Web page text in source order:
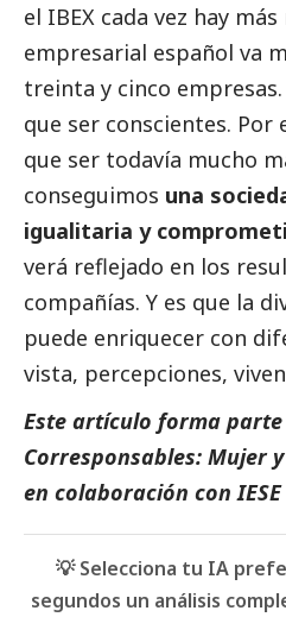
el IBEX cada vez hay
empresarial español va
treinta y cinco
que ser conscientes.
que ser todavía mucho
conseguimos una
igualitaria y
verá reflejado en los
compañías. Y es que la
puede enriquecer con
vista, percepciones,
Este artículo forma
Corresponsables: Mujer
en colaboración con
💡 Selecciona tu IA
segundos un análisis